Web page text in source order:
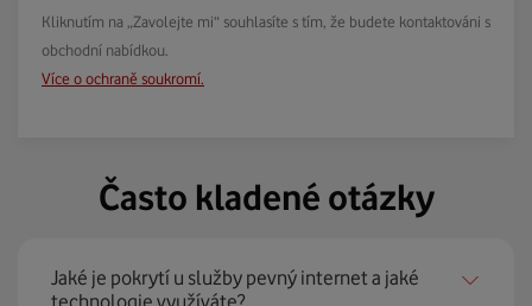
Kliknutím na „Zavolejte mi“ souhlasíte s tím, že budete kontaktováni s
obchodní nabídkou.
Více o ochraně soukromí.
Často kladené otázky
Jaké je pokrytí u služby pevný internet a jaké
technologie využíváte?